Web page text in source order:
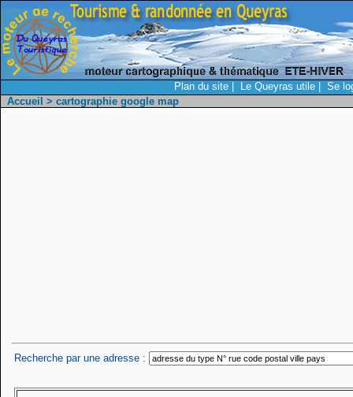
Plan du site| Le Queyras utile|
Se
Accueil > cartographie google map
Recherche par une adresse :